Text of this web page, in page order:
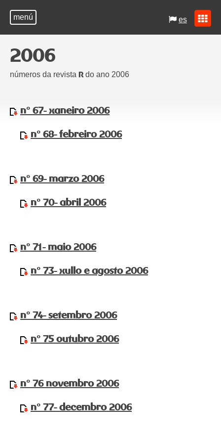
menú es
2006
números da revista R do ano 2006
nº 67- xaneiro 2006
nº 68- febreiro 2006
nº 69- marzo 2006
nº 70- abril 2006
nº 71- maio 2006
nº 73- xullo e agosto 2006
nº 74- setembro 2006
nº 75 outubro 2006
nº 76 novembro 2006
nº 77- decembro 2006